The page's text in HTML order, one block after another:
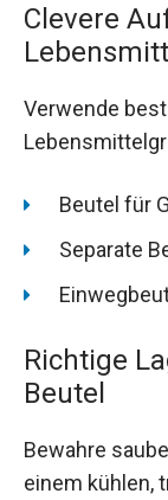
Clevere
Verwende
Beutel für
Separate
Richtige
Beutel
Bewahre
einem kühlen,